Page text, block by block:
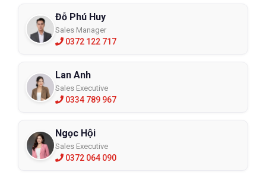
Đỗ Phú Huy
Sales Manager
0372 122 717
Lan Anh
Sales Executive
0334 789 967
Ngọc Hội
Sales Executive
0372 064 090